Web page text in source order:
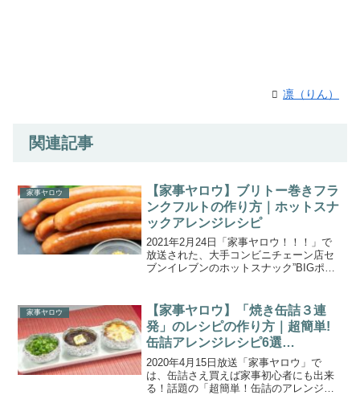
凛（りん）
関連記事
家事ヤロウ
【家事ヤロウ】ブリトー巻きフラ
ンクフルトの作り方｜ホットスナ
ックアレンジレシピ
2021年2月24日「家事ヤロウ！！！」で
放送された、大手コンビニチェーン店セ
ブンイレブンのホットスナック”BIGポー
コンビニのレジ横にあるホットスナッ
ク！そのまま食...
家事ヤロウ
【家事ヤロウ】「焼き缶詰３連
発」のレシピの作り方｜超簡単!
缶詰アレンジレシピ6選
(2020.4.15)
2020年4月15日放送「家事ヤロウ」で
は、缶詰さえ買えば家事初心者にも出来
る！話題の「超簡単！缶詰のアレンジレ